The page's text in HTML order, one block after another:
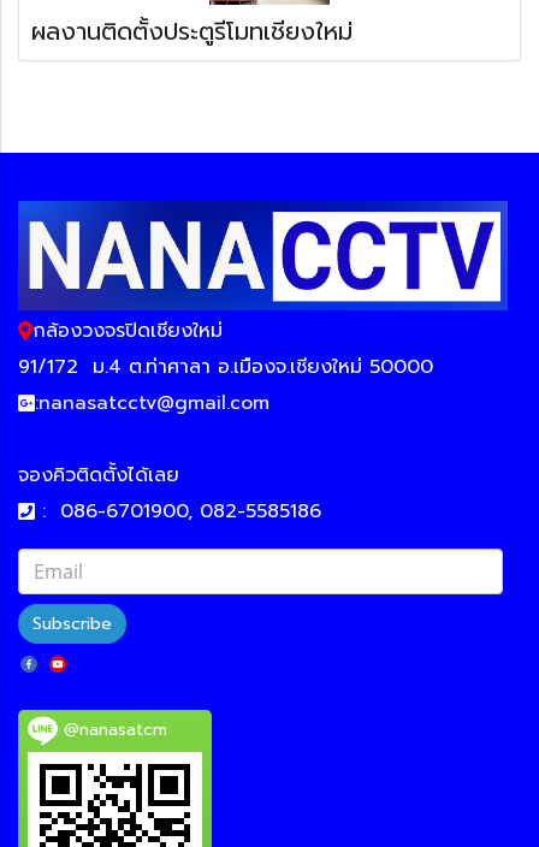
ผลงานติดตั้งประตูรีโมทเชียงใหม่
กล้องวงจรปิดเชียงใหม่
91/172 ม.4 ต.ท่าศาลา อ.เมืองจ.เชียงใหม่ 50000
:nanasatcctv@gmail.com
จองคิวติดตั้งได้เลย
: 086-6701900, 082-5585186
Subscribe
@nanasatcm